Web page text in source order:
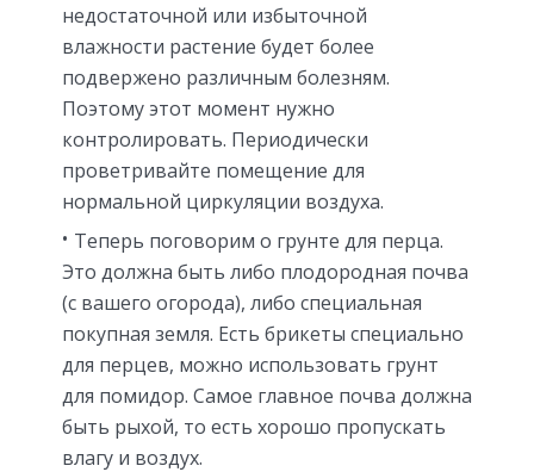
недостаточной или избыточной
влажности растение будет более
подвержено различным болезням.
Поэтому этот момент нужно
контролировать. Периодически
проветривайте помещение для
нормальной циркуляции воздуха.
Теперь поговорим о грунте для перца.
Это должна быть либо плодородная почва
(с вашего огорода), либо специальная
покупная земля. Есть брикеты специально
для перцев, можно использовать грунт
для помидор. Самое главное почва должна
быть рыхой, то есть хорошо пропускать
влагу и воздух.